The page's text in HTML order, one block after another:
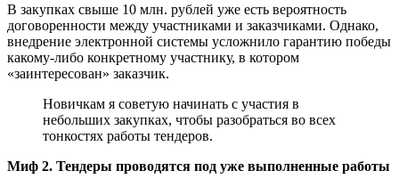
В закупках свыше 10 млн. рублей уже есть вероятность
договоренности между участниками и заказчиками. Однако,
внедрение электронной системы усложнило гарантию победы
какому-либо конкретному участнику, в котором
«заинтересован» заказчик.
Новичкам я советую начинать с участия в
небольших закупках, чтобы разобраться во всех
тонкостях работы тендеров.
Миф 2. Тендеры проводятся под уже выполненные работы